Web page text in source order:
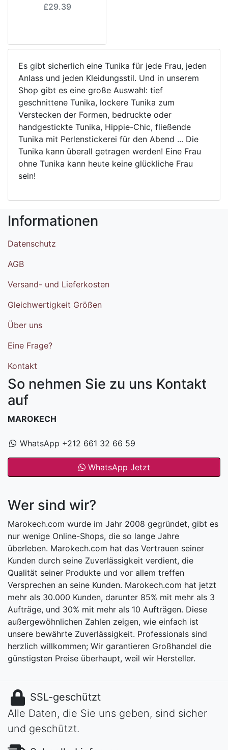
£29.39
Es gibt sicherlich eine Tunika für jede Frau, jeden
Anlass und jeden Kleidungsstil. Und in unserem
Shop gibt es eine große Auswahl: tief
geschnittene Tunika, lockere Tunika zum
Verstecken der Formen, bedruckte oder
handgestickte Tunika, Hippie-Chic, fließende
Tunika mit Perlenstickerei für den Abend ... Die
Tunika kann überall getragen werden! Eine Frau
ohne Tunika kann heute keine glückliche Frau
sein!
Informationen
Datenschutz
AGB
Versand- und Lieferkosten
Gleichwertigkeit Größen
Über uns
Eine Frage?
Kontakt
So nehmen Sie zu uns Kontakt
auf
MAROKECH
WhatsApp +212 661 32 66 59
WhatsApp Jetzt
Wer sind wir?
Marokech.com wurde im Jahr 2008 gegründet, gibt es
nur wenige Online-Shops, die so lange Jahre
überleben. Marokech.com hat das Vertrauen seiner
Kunden durch seine Zuverlässigkeit verdient, die
Qualität seiner Produkte und vor allem treffen
Versprechen an seine Kunden. Marokech.com hat jetzt
mehr als 30.000 Kunden, darunter 85% mit mehr als 3
Aufträge, und 30% mit mehr als 10 Aufträgen. Diese
außergewöhnlichen Zahlen zeigen, wie einfach ist
unsere bewährte Zuverlässigkeit. Professionals sind
herzlich willkommen; Wir garantieren Großhandel die
günstigsten Preise überhaupt, weil wir Hersteller.
SSL-geschützt
Alle Daten, die Sie uns geben, sind sicher
und geschützt.